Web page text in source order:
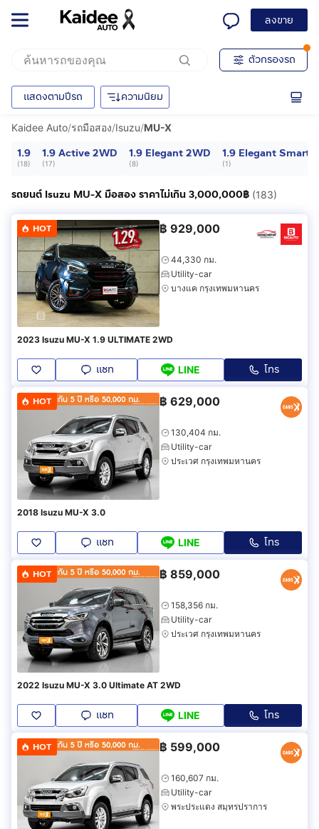
ลงขาย
ตัวกรองรถ
แสดงตามปีรถ ความนิยม
Kaidee Auto/รถมือสอง/Isuzu/MU-X
1.9
(18)
1.9 Active 2WD
(17)
1.9 Elegant 2WD
(8)
1.9 Elegant Smart
(1)
รถยนต์ Isuzu MU-X มือสอง ราคาไม่เกิน 3,000,000฿ (183)
HOT ฿ 929,000
44,330 กม.
Utility-car
บางแค กรุงเทพมหานคร
2023 Isuzu MU-X 1.9 ULTIMATE 2WD
แชท LINE โทร
HOT ฿ 629,000
130,404 กม.
Utility-car
ประเวศ กรุงเทพมหานคร
2018 Isuzu MU-X 3.0
แชท LINE โทร
HOT ฿ 859,000
158,356 กม.
Utility-car
ประเวศ กรุงเทพมหานคร
2022 Isuzu MU-X 3.0 Ultimate AT 2WD
แชท LINE โทร
HOT ฿ 599,000
160,607 กม.
Utility-car
พระประแดง สมุทรปราการ